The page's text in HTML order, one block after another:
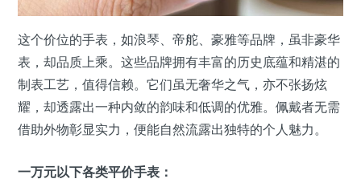
这个价位的手表，如浪琴、帝舵、豪雅等品牌，虽非豪华
表，却品质上乘。这些品牌拥有丰富的历史底蕴和精湛的
制表工艺，值得信赖。它们虽无奢华之气，亦不张扬炫
耀，却透露出一种内敛的韵味和低调的优雅。佩戴者无需
借助外物彰显实力，便能自然流露出独特的个人魅力。
一万元以下各类平价手表：